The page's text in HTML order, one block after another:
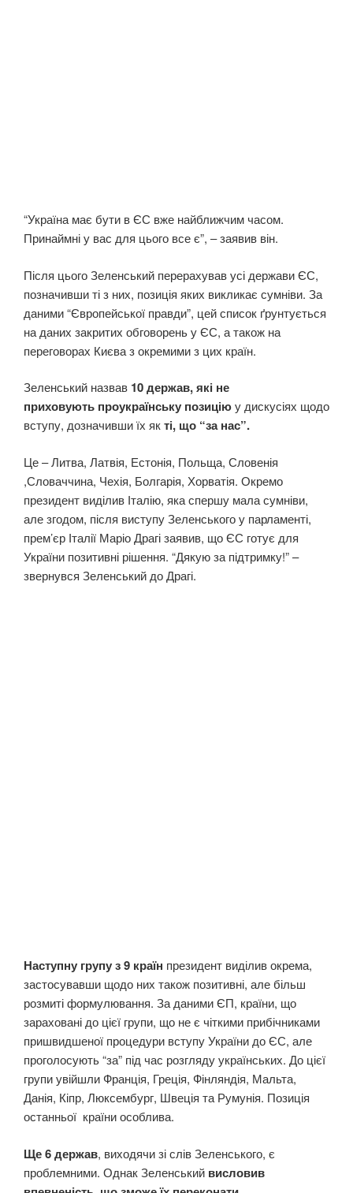
“Україна має бути в ЄС вже найближчим часом.
Принаймні у вас для цього все є”, – заявив він.
Після цього Зеленський перерахував усі держави ЄС,
позначивши ті з них, позиція яких викликає сумніви. За
даними “Європейської правди”, цей список ґрунтується
на даних закритих обговорень у ЄС, а також на
переговорах Києва з окремими з цих країн.
Зеленський назвав 10 держав, які не
приховують проукраїнську позиціюу дискусіях щодо
вступу, дозначивши їх якті, що “за нас”.
Це – Литва, Латвія, Естонія, Польща, Словенія
,Словаччина, Чехія, Болгарія, Хорватія. Окремо
президент виділив Італію, яка спершу мала сумніви,
але згодом, після виступу Зеленського у парламенті,
прем’єр Італії Маріо Драгі заявив, що ЄС готує для
України позитивні рішення. “Дякую за підтримку!” –
звернувся Зеленський до Драгі.
Наступну групу з 9 країн президент виділив окрема,
застосувавши щодо них також позитивні, але більш
розмиті формулювання. За даними ЄП, країни, що
зараховані до цієї групи, що не є чіткими прибічниками
пришвидшеної процедури вступу України до ЄС, але
проголосують “за” під час розгляду українських. До цієї
групи увійшли Франція, Греція, Фінляндія, Мальта,
Данія, Кіпр, Люксембург, Швеція та Румунія. Позиція
останньої країни особлива.
Ще 6 держав, виходячи зі слів Зеленського, є
проблемними. Однак Зеленський висловив